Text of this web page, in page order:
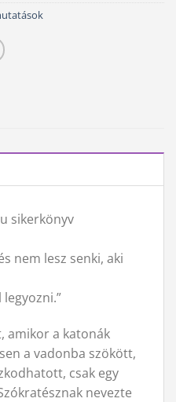
sikerkönyv
nem lesz senki, aki
amikor a katonák
a vadonba szökött,
csak egy
nevezte